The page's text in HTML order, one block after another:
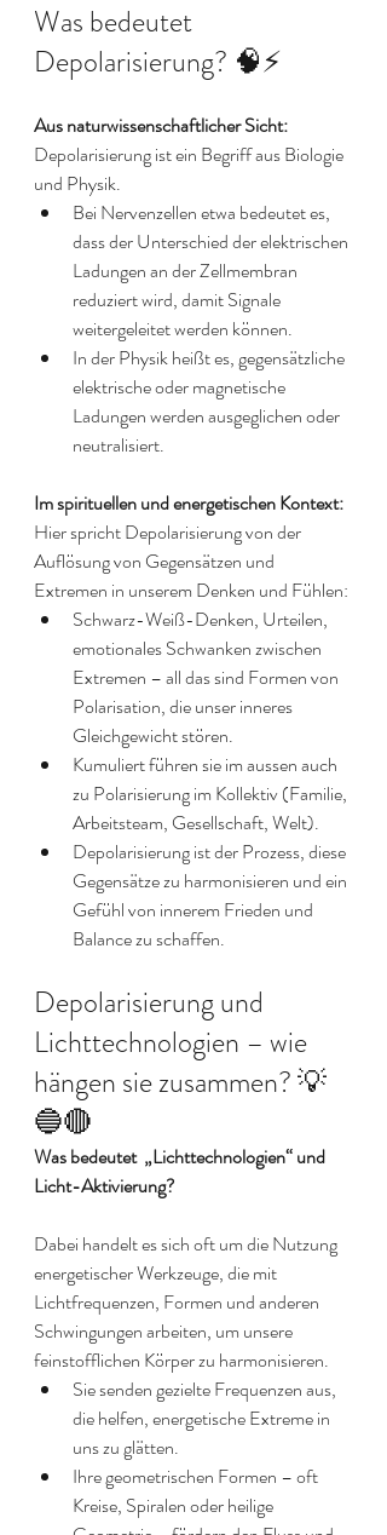
Was bedeutet
Depolarisierung? 🧠⚡
Aus naturwissenschaftlicher Sicht:
Depolarisierung ist ein Begriff aus Biologie
und Physik.
Bei Nervenzellen etwa bedeutet es,
dass der Unterschied der elektrischen
Ladungen an der Zellmembran
reduziert wird, damit Signale
weitergeleitet werden können.
In der Physik heißt es, gegensätzliche
elektrische oder magnetische
Ladungen werden ausgeglichen oder
neutralisiert.
Im spirituellen und energetischen Kontext:
Hier spricht Depolarisierung von der
Auflösung von Gegensätzen und
Extremen in unserem Denken und Fühlen:
Schwarz-Weiß-Denken, Urteilen,
emotionales Schwanken zwischen
Extremen – all das sind Formen von
Polarisation, die unser inneres
Gleichgewicht stören.
Kumuliert führen sie im aussen auch
zu Polarisierung im Kollektiv (Familie,
Arbeitsteam, Gesellschaft, Welt).
Depolarisierung ist der Prozess, diese
Gegensätze zu harmonisieren und ein
Gefühl von innerem Frieden und
Balance zu schaffen.
Depolarisierung und
Lichttechnologien – wie
hängen sie zusammen? 💡
🔵🔴
Was bedeutet  „Lichttechnologien“ und
Licht-Aktivierung?
Dabei handelt es sich oft um die Nutzung
energetischer Werkzeuge, die mit
Lichtfrequenzen, Formen und anderen
Schwingungen arbeiten, um unsere
feinstofflichen Körper zu harmonisieren.
Sie senden gezielte Frequenzen aus,
die helfen, energetische Extreme in
uns zu glätten.
Ihre geometrischen Formen – oft
Kreise, Spiralen oder heilige